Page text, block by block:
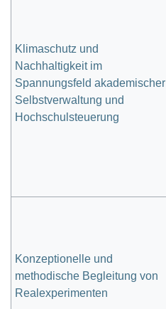
Klimaschutz und
Nachhaltigkeit im
Spannungsfeld akademischer
Selbstverwaltung und
Hochschulsteuerung
Konzeptionelle und
methodische Begleitung von
Realexperimenten